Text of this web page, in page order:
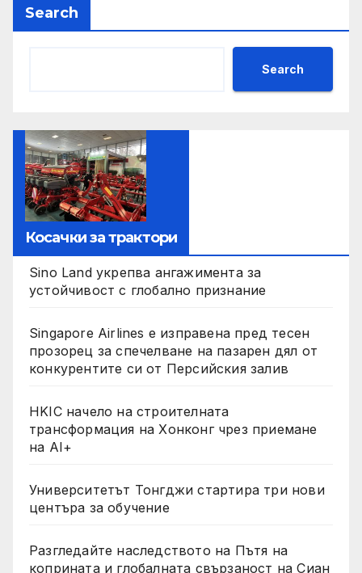
Search
Search
Косачки за трактори
Sino Land укрепва ангажимента за
устойчивост с глобално признание
Singapore Airlines е изправена пред тесен
прозорец за спечелване на пазарен дял от
конкурентите си от Персийския залив
HKIC начело на строителната
трансформация на Хонконг чрез приемане
на AI+
Университетът Тонгджи стартира три нови
центъра за обучение
Разгледайте наследството на Пътя на
коприната и глобалната свързаност на Сиан